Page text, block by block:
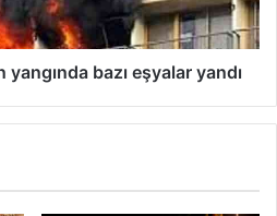
yangında bazı eşyalar yandı